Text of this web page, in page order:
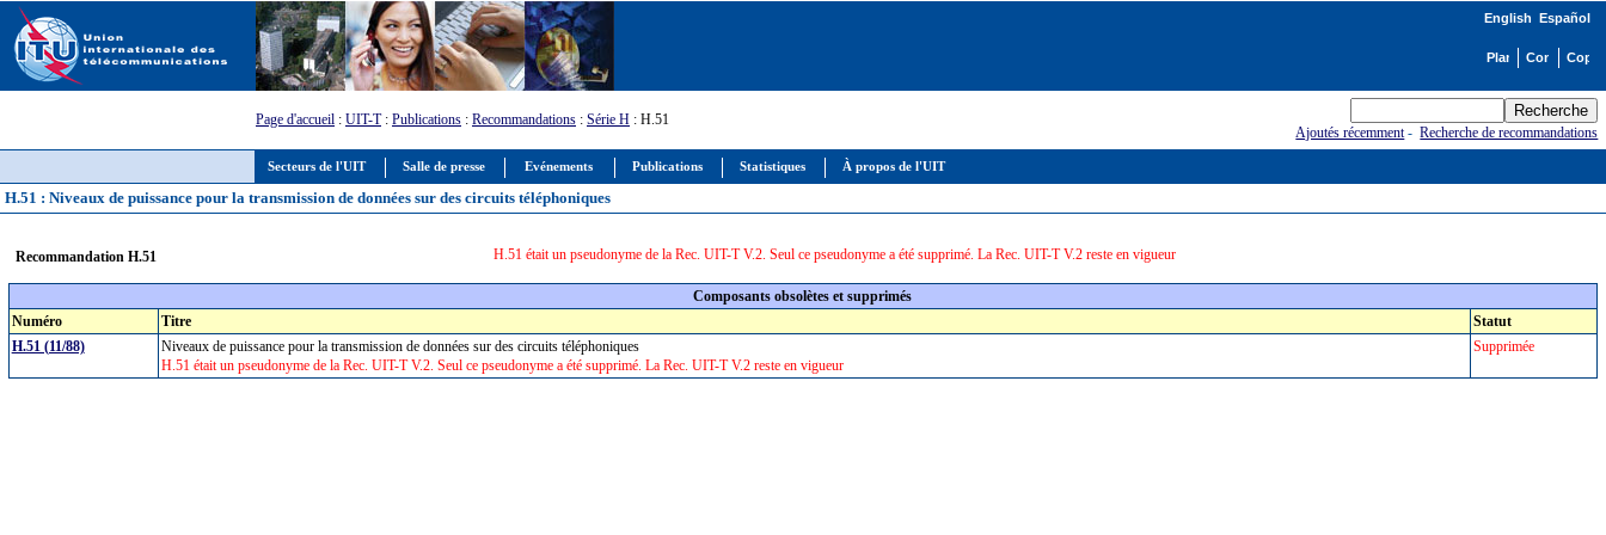
Secteurs de l'UIT Salle de presse Evénements Publications Statistiques À propos de l'UIT
English Español
Page d'accueil : UIT-T: Publications : Recommandations : Série H : H.51
Ajoutés récemment-Recherche de recommandations
H.51 : Niveaux de puissance pour la transmission de données sur des circuits téléphoniques
Recommandation H.51 H.51 était un pseudonyme de la Rec. UIT-T V.2. Seul ce pseudonyme a été supprimé. La Rec. UIT-T V.2 reste en vigueur
Composants obsolètes et supprimés
Numéro
Titre
Statut
H.51 (11/88)
Niveaux de puissance pour la transmission de données sur des circuits téléphoniques
H.51 était un pseudonyme de la Rec. UIT-T V.2. Seul ce pseudonyme a été supprimé. La Rec. UIT-T V.2 reste en vigueur
Supprimée